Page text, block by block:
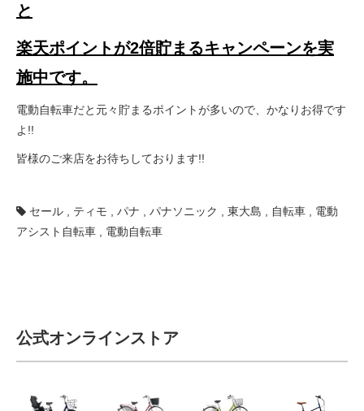
と
楽天ポイントが2倍貯まるキャンペーンを実
施中です。
電動自転車だと元々貯まるポイントが多いので、かなりお得です
よ!!
皆様のご来店をお待ちしております!!
セール ティモ パナ パナソニック 東大島 自転車
電動
アシスト自転車
電動自転車
公式オンラインストア